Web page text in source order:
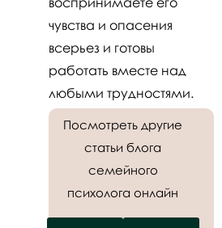
чувства и опасения
всерьез и готовы
работать вместе над
любыми трудностями.
Посмотреть другие
статьи блога
семейного
психолога онлайн